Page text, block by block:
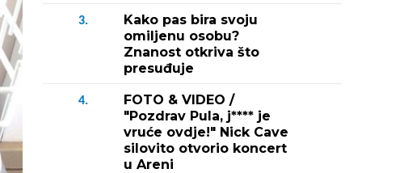
3.
Kako pas bira svoju
omiljenu osobu?
Znanost otkriva što
presuđuje
4.
FOTO & VIDEO /
"Pozdrav Pula, j**** je
vruće ovdje!" Nick Cave
silovito otvorio koncert
u Areni